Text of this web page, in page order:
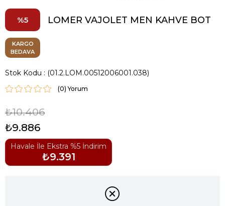
5 LOMER VAJOLET MEN KAHVE BOT
KARGO
BEDAVA
Stok Kodu (01.2.LOM.00512006001.038)
(0)
₺10.406
₺9.886
Havale İle Ekstra %5 İndirim
₺9.391